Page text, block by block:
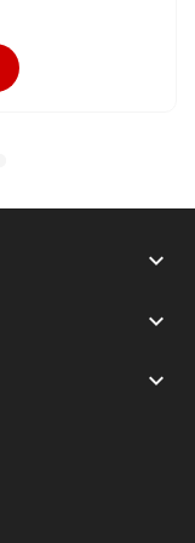


